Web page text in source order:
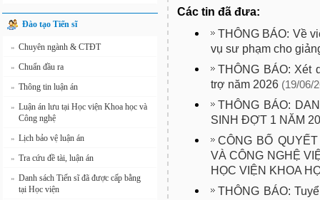
Đào tạo Tiến sĩ
» Chuyên ngành & CTĐT
» Chuẩn đầu ra
» Thông tin luận án
» Luận án lưu tại Học viện Khoa học và
Công nghệ
» Lịch bảo vệ luận án
» Tra cứu đề tài, luận án
» Danh sách Tiến sĩ đã được cấp bằng
tại Học viện
Các tin đã đưa:
THÔNG BÁO: Về
vụ sư phạm cho
THÔNG BÁO: Xét
trợ năm 2026 (19/06/
THÔNG BÁO:
SINH ĐỢT 1 NĂM
CÔNG BỐ
VÀ CÔNG NGHỆ
HỌC VIỆN KHOA
THÔNG BÁO: